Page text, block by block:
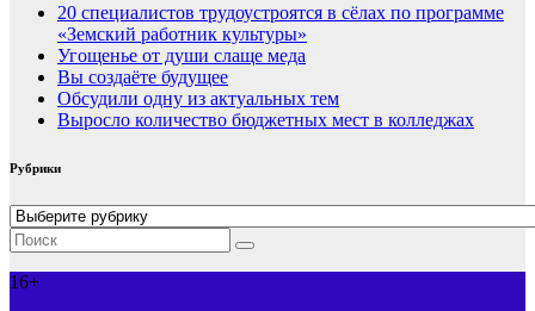
20 специалистов трудоустроятся в сёлах по программе
«Земский работник культуры»
Угощенье от души слаще меда
Вы создаёте будущее
Обсудили одну из актуальных тем
Выросло количество бюджетных мест в колледжах
Рубрики
Рубрики
16+